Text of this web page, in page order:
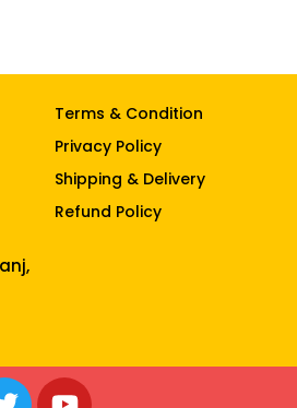
Terms & Condition
Privacy Policy
Shipping & Delivery
Refund Policy